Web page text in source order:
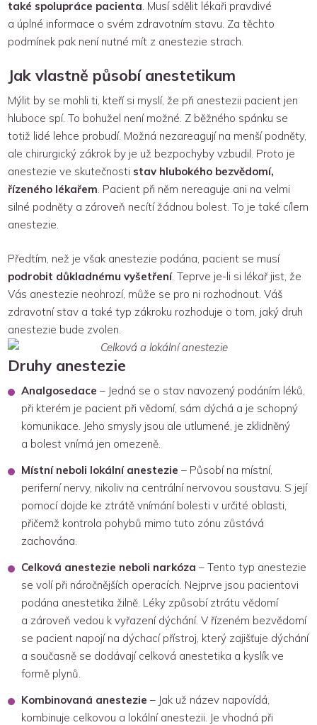
také spolupráce pacienta . Musí sdělit lékaři pravdivé
a úplné informace o svém zdravotním stavu. Za těchto
podmínek pak není nutné mít z anestezie strach.
Jak vlastně působí anestetikum
Mýlit by se mohli ti, kteří si myslí, že při anestezii pacient jen
hluboce spí. To bohužel není možné. Z běžného spánku se
totiž lidé lehce probudí. Možná nezareagují na menší podněty,
ale chirurgický zákrok by je už bezpochyby vzbudil. Proto je
anestezie ve skutečnosti stav hlubokého bezvědomí,
řízeného lékařem. Pacient při něm nereaguje ani na velmi
silné podněty a zároveň necítí žádnou bolest. To je také cílem
anestezie.
Předtím, než je však anestezie podána, pacient se musí
podrobit důkladnému vyšetření. Teprve je-li si lékař jist, že
Vás anestezie neohrozí, může se pro ni rozhodnout. Váš
zdravotní stav a také typ zákroku rozhoduje o tom, jaký druh
anestezie bude zvolen.
Druhy anestezie
Analgosedace – Jedná se o stav navozený podáním léků,
při kterém je pacient při vědomí, sám dýchá a je schopný
komunikace. Jeho smysly jsou ale utlumené, je zklidněný
a bolest vnímá jen omezeně.
Místní neboli lokální anestezie – Působí na místní,
periferní nervy, nikoliv na centrální nervovou soustavu. S její
pomocí dojde ke ztrátě vnímání bolesti v určité oblasti,
přičemž kontrola pohybů mimo tuto zónu zůstává
zachována.
Celková anestezie neboli narkóza – Tento typ anestezie
se volí při náročnějších operacích. Nejprve jsou pacientovi
podána anestetika žilně. Léky způsobí ztrátu vědomí
a zároveň vedou k vyřazení dýchání. V řízeném bezvědomí
se pacient napojí na dýchací přístroj, který zajišťuje dýchání
a současně se dodávají celková anestetika a kyslík ve
formě plynů.
Kombinovaná anestezie – Jak už název napovídá,
kombinuje celkovou a lokální anestezii. Je vhodná při